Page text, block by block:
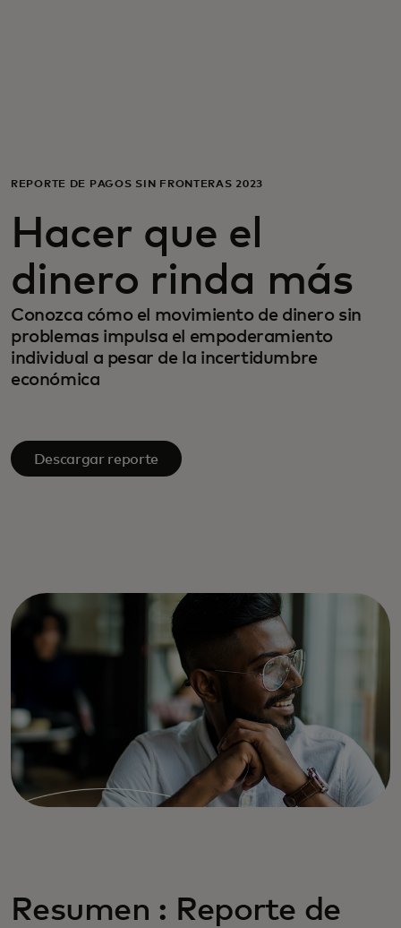
Noticias y tendencias
REPORTE DE PAGOS SIN FRONTERAS 2023
Hacer que el
dinero rinda más
Conozca cómo el movimiento de dinero sin
problemas impulsa el empoderamiento
individual a pesar de la incertidumbre
económica
Descargar reporte
Resumen : Reporte de